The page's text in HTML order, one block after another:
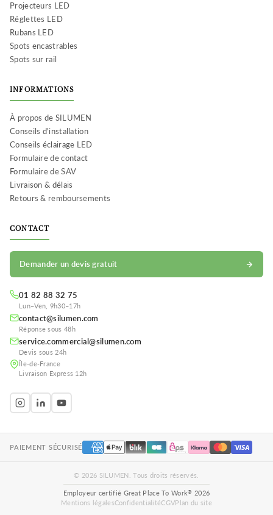
Projecteurs LED
Réglettes LED
Rubans LED
Spots encastrables
Spots sur rail
INFORMATIONS
À propos de SILUMEN
Conseils d'installation
Conseils éclairage LED
Formulaire de contact
Formulaire de SAV
Livraison & délais
Retours & remboursements
CONTACT
Demander un devis gratuit
01 82 88 32 75
Lun–Ven, 9h30–17h
contact@silumen.com
Réponse sous 48h
service.commercial@silumen.com
Devis sous 24h
Île-de-France
Livraison Express 12h
PAIEMENT SÉCURISÉ
© 2026 SILUMEN. Tous droits réservés.
Employeur certifié Great Place To Work® 2026
Mentions légalesConfidentialitéCGVPlan du site